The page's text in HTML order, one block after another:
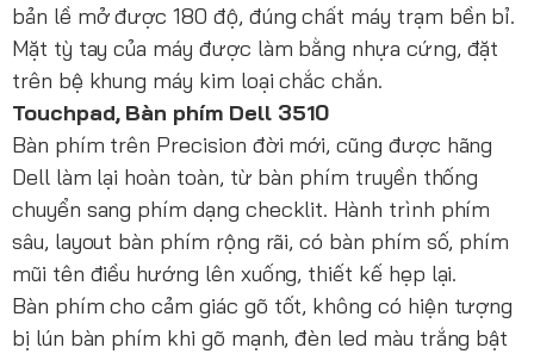
bản lề mở được 180 độ, đúng chất máy trạm bền bỉ.
Mặt tỳ tay của máy được làm bằng nhựa cứng, đặt
trên bệ khung máy kim loại chắc chắn.
Touchpad, Bàn phím Dell 3510
Bàn phím trên Precision đời mới, cũng được hãng
Dell làm lại hoàn toàn, từ bàn phím truyền thống
chuyển sang phím dạng checklit. Hành trình phím
sâu, layout bàn phím rộng rãi, có bàn phím số, phím
mũi tên điều hướng lên xuống, thiết kế hẹp lại.
Bàn phím cho cảm giác gõ tốt, không có hiện tượng
bị lún bàn phím khi gõ mạnh, đèn led màu trắng bật